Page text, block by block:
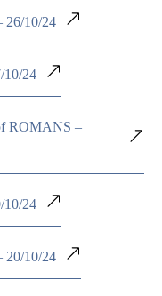
26/10/24
24
ROMANS –
24
20/10/24